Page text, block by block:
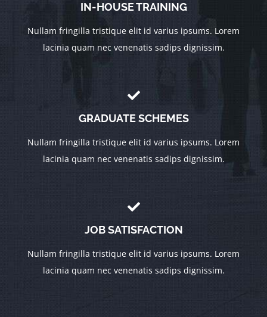
IN-HOUSE TRAINING
Nullam fringilla tristique elit id varius ipsums. Lorem
lacinia quam nec venenatis sadips dignissim.
GRADUATE SCHEMES
Nullam fringilla tristique elit id varius ipsums. Lorem
lacinia quam nec venenatis sadips dignissim.
JOB SATISFACTION
Nullam fringilla tristique elit id varius ipsums. Lorem
lacinia quam nec venenatis sadips dignissim.